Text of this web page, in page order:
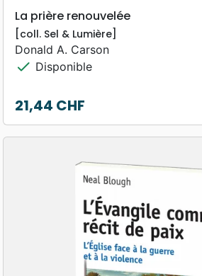
La prière renouvelée
[coll. Sel & Lumière]
Donald A. Carson
check Disponible
Prix
21,44 CHF